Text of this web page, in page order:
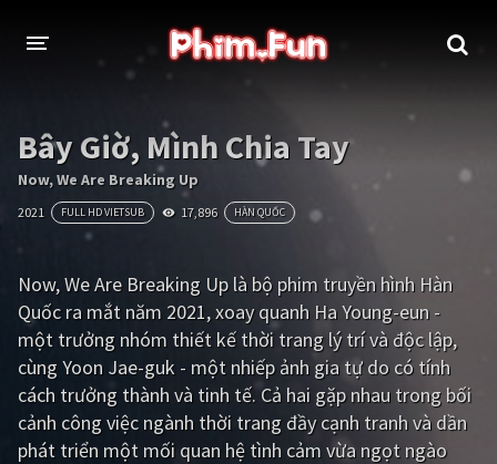
THỂ LOẠI
Thần thoại - Cổ trang
Tâm lý Chiến tranh
Kinh dị Tội phạm - Hình sự
Phiêu lưu Hài hước
Viễn tưởng Khoa học - Tài liệu
Hoạt hình Thể thao
Bây Giờ, Mình Chia Tay
Now, We Are Breaking Up
2021 FULL HD VIETSUB 17,896 HÀN QUỐC
Now, We Are Breaking Up là bộ phim truyền hình Hàn
Quốc ra mắt năm 2021, xoay quanh Ha Young-eun -
một trưởng nhóm thiết kế thời trang lý trí và độc lập,
cùng Yoon Jae-guk - một nhiếp ảnh gia tự do có tính
cách trưởng thành và tinh tế. Cả hai gặp nhau trong bối
cảnh công việc ngành thời trang đầy cạnh tranh và dần
phát triển một mối quan hệ tình cảm vừa ngọt ngào